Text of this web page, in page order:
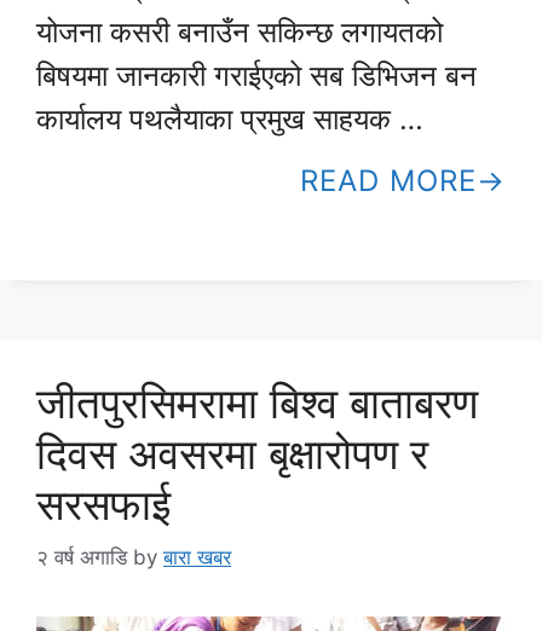
योजना कसरी बनाउँन सकिन्छ लगायतको
बिषयमा जानकारी गराईएको सब डिभिजन बन
कार्यालय पथलैयाका प्रमुख साहयक …
READ MORE
जीतपुरसिमरामा बिश्व बाताबरण
दिवस अवसरमा बृक्षारोपण र
सरसफाई
२ वर्ष अगाडि byबारा खबर